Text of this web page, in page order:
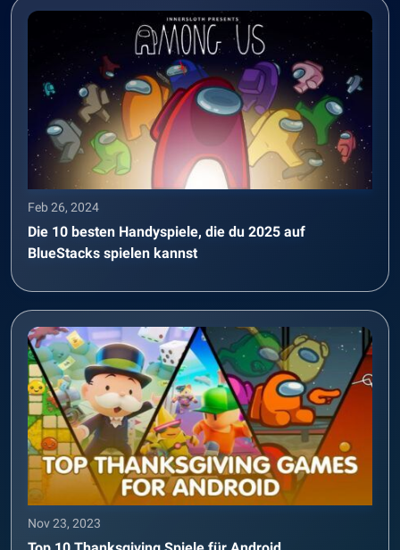
Feb 26, 2024
Die 10 besten Handyspiele, die du 2025 auf
BlueStacks spielen kannst
Nov 23, 2023